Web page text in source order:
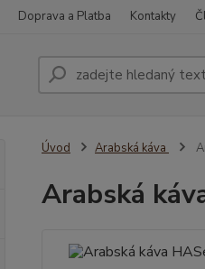
Doprava a Platba Kontakty
Úvod Arabská káva
Arabská